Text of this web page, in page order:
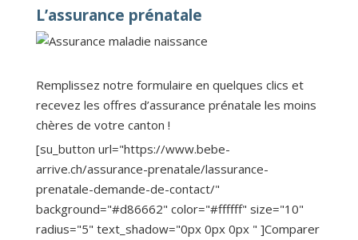
L’assurance prénatale
Remplissez notre formulaire en quelques clics et
recevez les offres d’assurance prénatale les moins
chères de votre canton !
[su_button url="https://www.bebe-
arrive.ch/assurance-prenatale/lassurance-
prenatale-demande-de-contact/"
background="#d86662" color="#ffffff" size="10"
radius="5" text_shadow="0px 0px 0px " ]Comparer